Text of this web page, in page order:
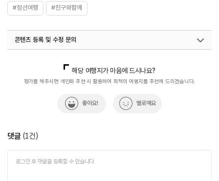
#정선여행 #친구와함께
콘텐츠 등록 및 수정 문의
열린관광콘텐츠팀(열린관광-모두의여행)
033-738-3425
해당 여행지가 마음에 드시나요?
평가를 해주시면 개인화 추천 시 활용하여 최적의 여행지를 추천해 드리겠습니다.
좋아요! 별로예요
댓글 (1건)